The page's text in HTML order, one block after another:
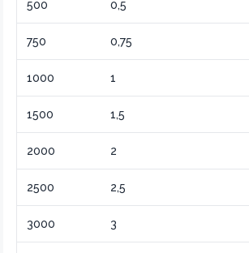
500 0,5
750 0,75
1000 1
1500 1,5
2000 2
2500 2,5
3000 3